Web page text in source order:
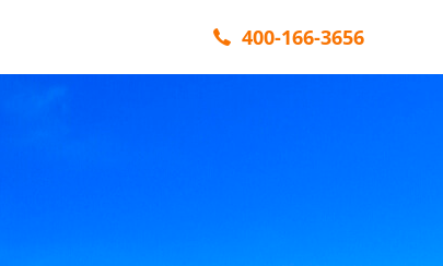
400-166-3656